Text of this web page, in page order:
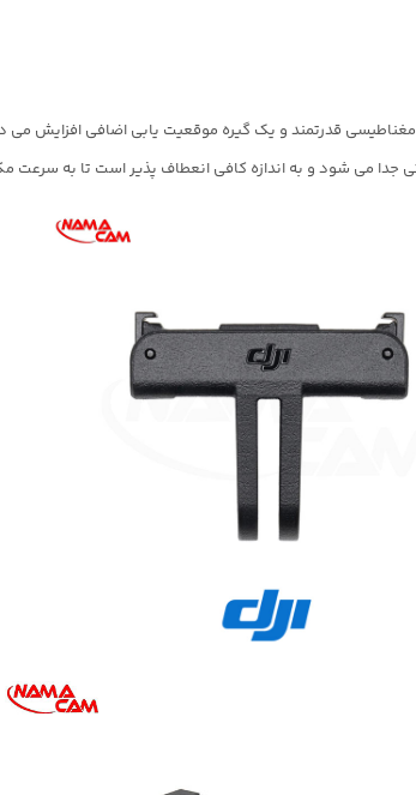
می شود و به اندازه کافی انعطاف پذیر است تا به سرعت